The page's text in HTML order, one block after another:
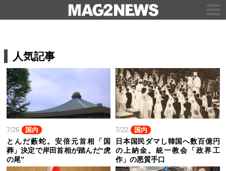
人気記事
7/26 国内
とんだ藪蛇。安倍元首相「国
葬」決定で岸田首相が踏んだ“虎
の尾”
7/22 国内
日本国民ダマし韓国へ数百億円
の上納金。統一教会「政界工
作」の悪質手口